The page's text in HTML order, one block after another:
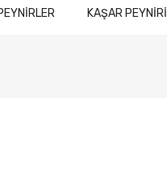
KAŞAR PEYNİRİ